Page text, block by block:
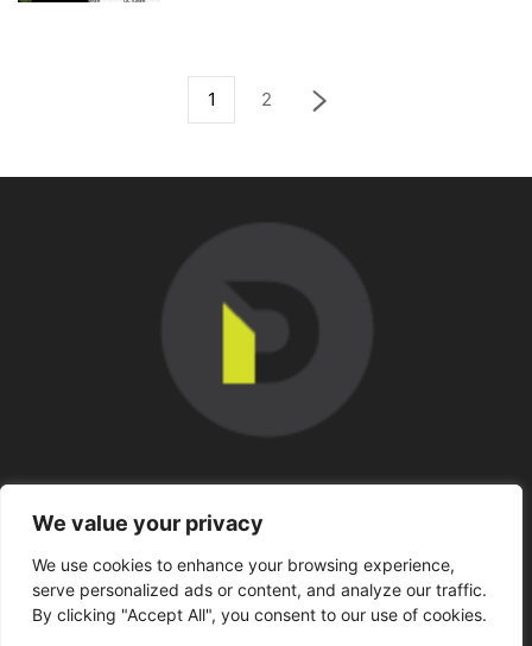
We value your privacy
We use cookies to enhance your browsing experience,
serve personalized ads or content, and analyze our traffic.
By clicking "Accept All", you consent to our use of cookies.
1 2
SÍGUENOS